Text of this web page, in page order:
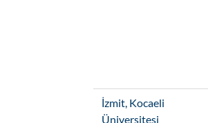
İzmit, Kocaeli
Üniversitesi